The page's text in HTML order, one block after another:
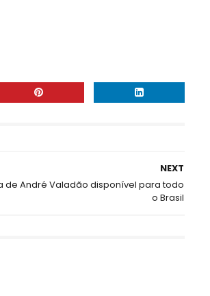
NEXT
de André Valadão disponível para todo
o Brasil